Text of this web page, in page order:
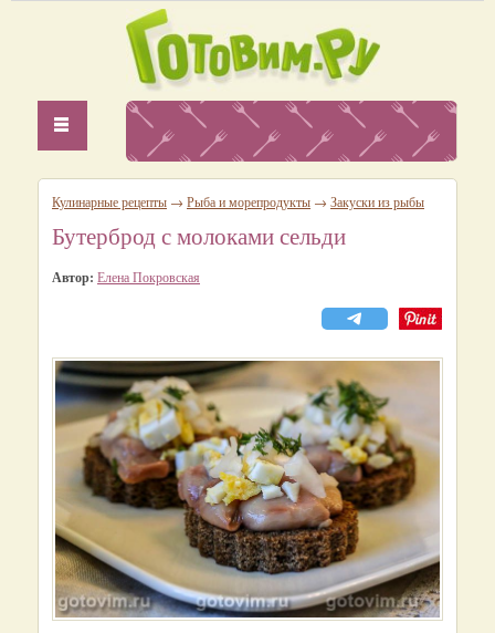
Кулинарные рецепты → Рыба и морепродукты → Закуски из рыбы
Бутерброд с молоками сельди
Автор: Елена Покровская